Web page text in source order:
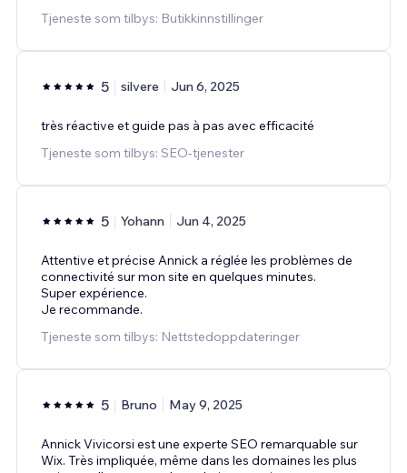
Tjeneste som tilbys: Butikkinnstillinger
5 silvere Jun 6, 2025
très réactive et guide pas à pas avec efficacité
Tjeneste som tilbys: SEO-tjenester
5 Yohann Jun 4, 2025
Attentive et précise Annick a réglée les problèmes de
connectivité sur mon site en quelques minutes.
Super expérience.
Je recommande.
Tjeneste som tilbys: Nettstedoppdateringer
5 Bruno May 9, 2025
Annick Vivicorsi est une experte SEO remarquable sur
Wix. Très impliquée, même dans les domaines les plus